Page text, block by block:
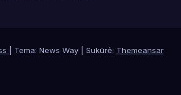
Tema: News Way | Sukūrė: Themeansar